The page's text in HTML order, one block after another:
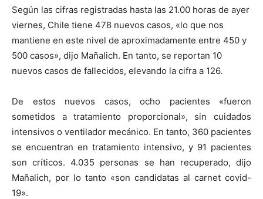
Según las cifras registradas hasta las 21.00 horas de ayer
viernes, Chile tiene 478 nuevos casos, «lo que nos
mantiene en este nivel de aproximadamente entre 450 y
500 casos», dijo Mañalich. En tanto, se reportan 10
nuevos casos de fallecidos, elevando la cifra a 126.
De estos nuevos casos, ocho pacientes «fueron
sometidos a tratamiento proporcional», sin cuidados
intensivos o ventilador mecánico. En tanto, 360 pacientes
se encuentran en tratamiento intensivo, y 91 pacientes
son críticos. 4.035 personas se han recuperado, dijo
Mañalich, por lo tanto «son candidatas al carnet covid-
19».